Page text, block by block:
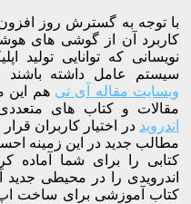
با توجه به گسترش روز
کاربرد آن از گوشی های
نویسانی که توانایی تولید
سیستم عامل داشته
وبسایت مقاله آی تی هم این
مقالات و کتاب های
اندروید در اختیار کاربران
مطالب جدید در این زمینه
کتابی را برای شما آماده
اندرویدی را در محیطی
کتاب آموزشی برای ساخت اپ